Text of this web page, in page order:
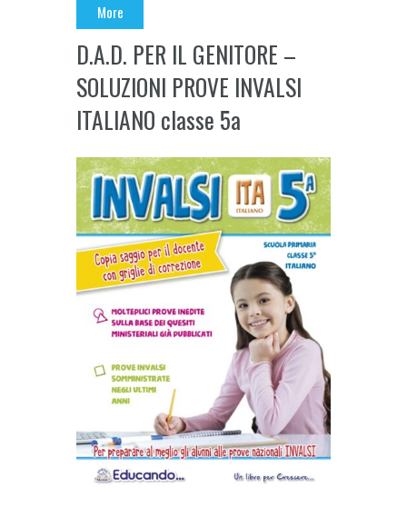
More
D.A.D. PER IL GENITORE –
SOLUZIONI PROVE INVALSI
ITALIANO classe 5a